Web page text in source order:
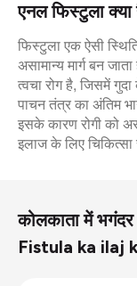
एनल फिस्टुला
फिस्टुला एक ऐसी
असामान्य मार्ग बन
त्वचा रोग है, जिसमें
पाचन तंत्र का अंतिम
इसके कारण रोगी को
इलाज के लिए
कोलकाता में
Fistula ka ilaj